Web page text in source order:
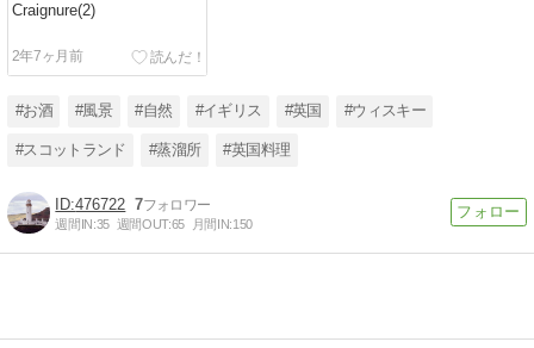
Craignure(2)
2年7ヶ月前
#お酒 #風景 #自然 #イギリス #英国 #ウィスキー
#スコットランド #蒸溜所 #英国料理
476722 7
週間IN:35 週間OUT:65 月間IN:150